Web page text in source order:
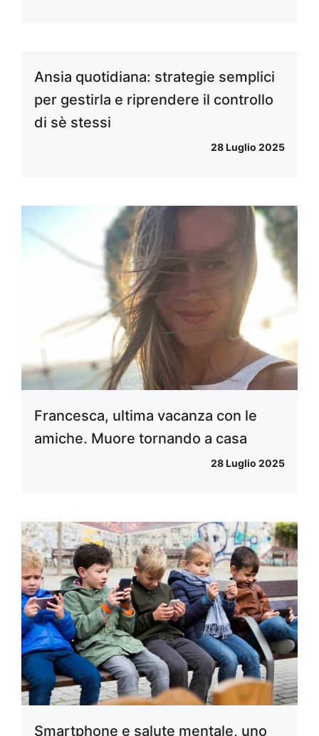
Ansia quotidiana: strategie semplici
per gestirla e riprendere il controllo
di sè stessi
28 Luglio 2025
Francesca, ultima vacanza con le
amiche. Muore tornando a casa
28 Luglio 2025
Smartphone e salute mentale, uno